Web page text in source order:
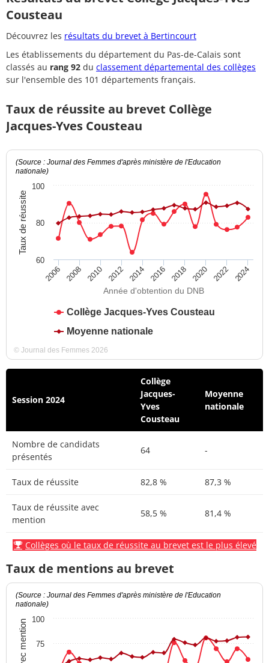
Cousteau
Découvrez les résultats du brevet à Bertincourt
Les établissements du département du Pas-de-Calais sont
classés au rang 92 du classement départemental des collèges
sur l'ensemble des 101 départements français.
Taux de réussite au brevet Collège
Jacques-Yves Cousteau
Année d'obtention du DNB
Taux de réussite
(Source : Journal des Femmes d'après ministère de l'Education
nationale)
Collège Jacques-Yves Cousteau
Moyenne nationale
2006 2008 2010 2012 2014 2016 2018 2020 2022 2024
60
80
100
© Journal des Femmes 2026
Session 2024
Collège
Jacques-
Yves
Cousteau
Moyenne
nationale
Nombre de candidats
présentés
64 -
Taux de réussite 82,8 % 87,3 %
Taux de réussite avec
mention
58,5 % 81,4 %
Collèges où le taux de réussite au brevet est le plus élevé
Taux de mentions au brevet
(Source : Journal des Femmes d'après ministère de l'Education
nationale)
75
100